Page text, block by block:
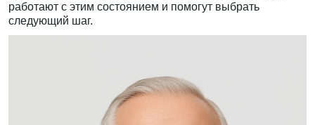
работают с этим состоянием и помогут выбрать
следующий шаг.